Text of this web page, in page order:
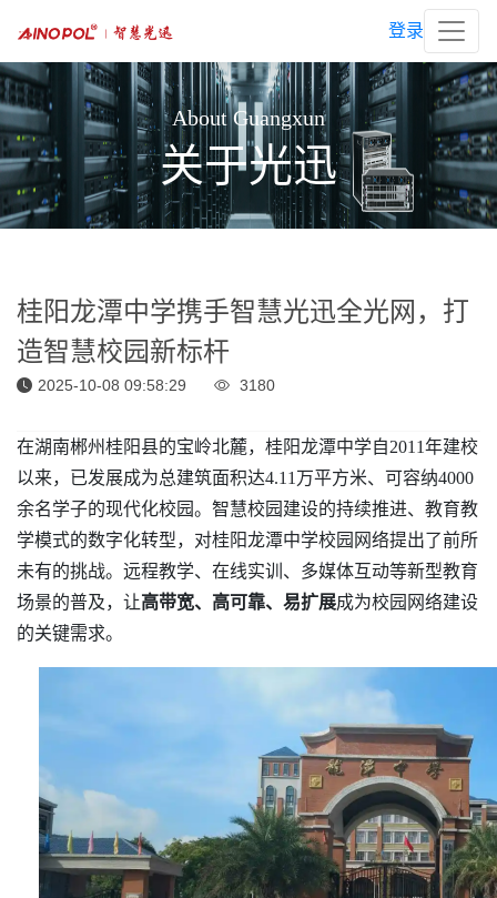
登录
About Guangxun
关于光迅
桂阳龙潭中学携手智慧光迅全光网，打
造智慧校园新标杆
2025-10-08 09:58:29 3180
在湖南郴州桂阳县的宝岭北麓，桂阳龙潭中学自2011年建校
以来，已发展成为总建筑面积达4.11万平方米、可容纳4000
余名学子的现代化校园。智慧校园建设的持续推进、教育教
学模式的数字化转型，对桂阳龙潭中学校园网络提出了前所
未有的挑战。远程教学、在线实训、多媒体互动等新型教育
场景的普及，让高带宽、高可靠、易扩展成为校园网络建设
的关键需求。